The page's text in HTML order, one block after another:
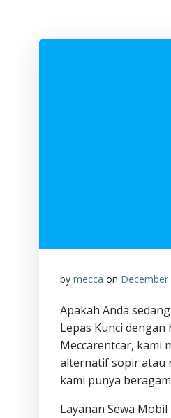
by mecca on
Apakah Anda
Lepas Kunci
Meccarentcar, kami
alternatif sopir atau
kami punya
Layanan Sewa